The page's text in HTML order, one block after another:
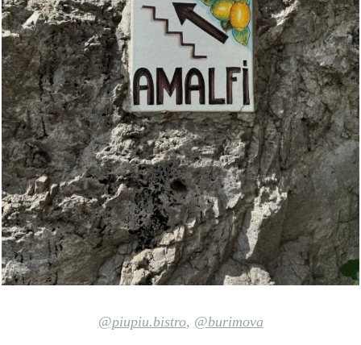
@piupiu.bistro, @burimova